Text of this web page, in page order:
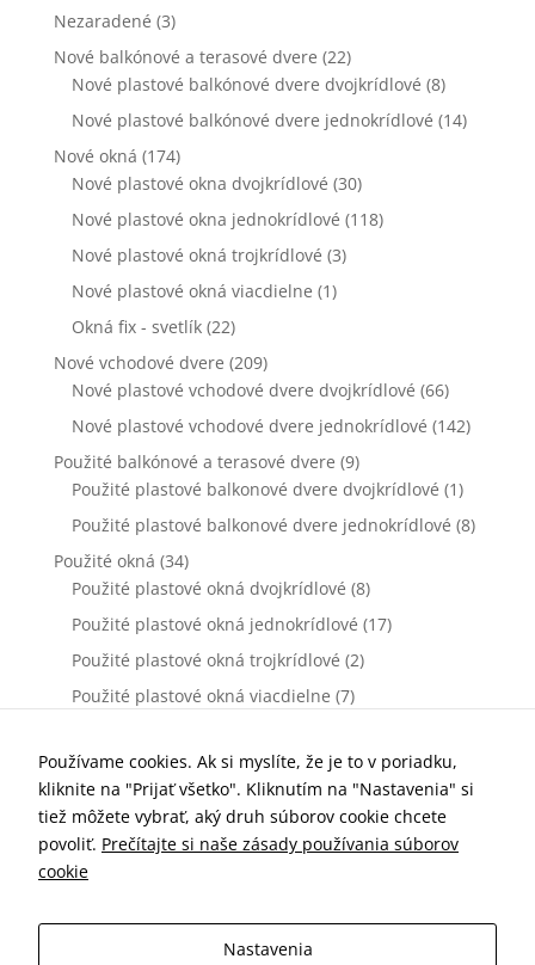
Nezaradené (3)
Nové balkónové a terasové dvere (22)
Nové plastové balkónové dvere dvojkrídlové (8)
Nové plastové balkónové dvere jednokrídlové (14)
Nové okná (174)
Nové plastové okna dvojkrídlové (30)
Nové plastové okna jednokrídlové (118)
Nové plastové okná trojkrídlové (3)
Nové plastové okná viacdielne (1)
Okná fix - svetlík (22)
Nové vchodové dvere (209)
Nové plastové vchodové dvere dvojkrídlové (66)
Nové plastové vchodové dvere jednokrídlové (142)
Použité balkónové a terasové dvere (9)
Použité plastové balkonové dvere dvojkrídlové (1)
Použité plastové balkonové dvere jednokrídlové (8)
Použité okná (34)
Použité plastové okná dvojkrídlové (8)
Použité plastové okná jednokrídlové (17)
Použité plastové okná trojkrídlové (2)
Použité plastové okná viacdielne (7)
Použité plastové vchodové dvere dvojkrídlové (0)
Použité plastové vchodové dvere jednokrídlové (0)
Príslušenstvo k oknám a dverám (77)
Kľučky dverové (10)
Parapety vonkajšie (19)
Používame cookies. Ak si myslíte, že je to v poriadku,
kliknite na "Prijať všetko". Kliknutím na "Nastavenia" si
tiež môžete vybrať, aký druh súborov cookie chcete
povoliť. Prečítajte si naše zásady používania súborov
cookie
Nastavenia
svojich záujmov
a správania
našej stránky
kvalitnejšie
prispôsobeného
ponúk.